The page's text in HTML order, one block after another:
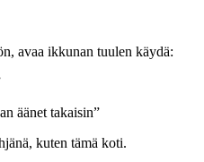
avaa ikkunan tuulen käydä:
äänet takaisin”
kuten tämä koti.